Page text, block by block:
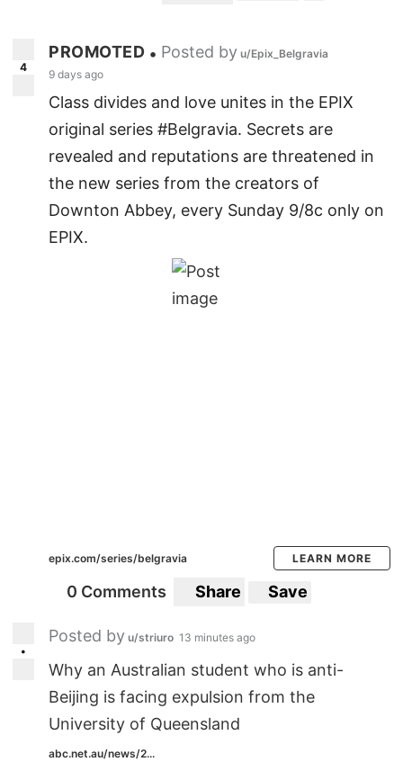
4
PROMOTED • Posted by u/Epix_Belgravia
9 days ago
Class divides and love unites in the EPIX
original series #Belgravia. Secrets are
revealed and reputations are threatened in
the new series from the creators of
Downton Abbey, every Sunday 9/8c only on
EPIX.
epix.com/series/belgravia LEARN MORE
0 Comments Share Save
•
Posted by u/striuro 13 minutes ago
Why an Australian student who is anti-
Beijing is facing expulsion from the
University of Queensland
abc.net.au/news/2...